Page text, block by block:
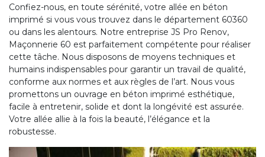
Confiez-nous, en toute sérénité, votre allée en béton
imprimé si vous vous trouvez dans le département 60360
ou dans les alentours. Notre entreprise JS Pro Renov,
Maçonnerie 60 est parfaitement compétente pour réaliser
cette tâche. Nous disposons de moyens techniques et
humains indispensables pour garantir un travail de qualité,
conforme aux normes et aux règles de l’art. Nous vous
promettons un ouvrage en béton imprimé esthétique,
facile à entretenir, solide et dont la longévité est assurée.
Votre allée allie à la fois la beauté, l’élégance et la
robustesse.